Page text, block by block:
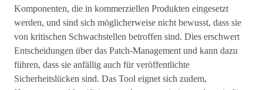
Komponenten, die in kommerziellen Produkten eingesetzt
werden, und sind sich möglicherweise nicht bewusst, dass sie
von kritischen Schwachstellen betroffen sind. Dies erschwert
Entscheidungen über das Patch-Management und kann dazu
führen, dass sie anfällig auch für veröffentlichte
Sicherheitslücken sind. Das Tool eignet sich zudem,